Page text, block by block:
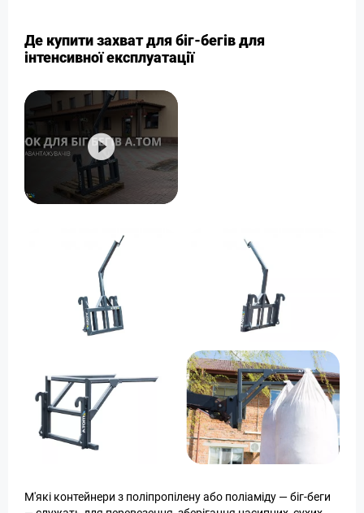
Де купити захват для біг-бегів для
інтенсивної експлуатації
М'які контейнери з поліпропілену або поліаміду — біг-беги